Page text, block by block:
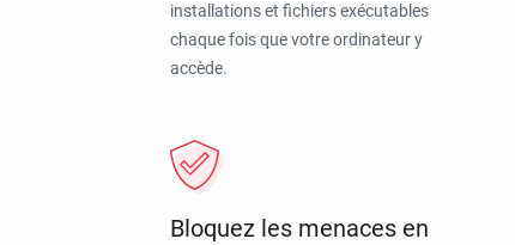
installations et fichiers exécutables
chaque fois que votre ordinateur y
accède.
Bloquez les menaces en